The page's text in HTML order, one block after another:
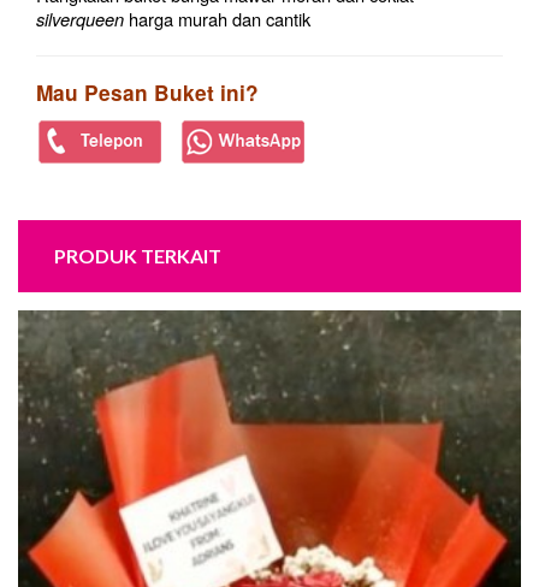
silverqueen harga murah dan cantik
Mau Pesan Buket ini?
PRODUK TERKAIT